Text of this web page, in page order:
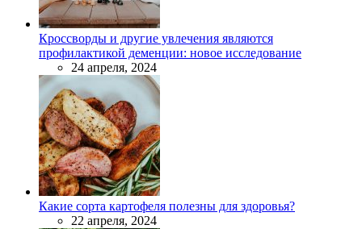
Кроссворды и другие увлечения являются
профилактикой деменции: новое исследование
24 апреля, 2024
Какие сорта картофеля полезны для здоровья?
22 апреля, 2024